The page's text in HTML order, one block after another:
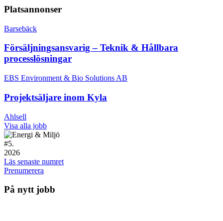
Platsannonser
Barsebäck
Försäljningsansvarig – Teknik & Hållbara
processlösningar
EBS Environment & Bio Solutions AB
Projektsäljare inom Kyla
Ahlsell
Visa alla jobb
#5.
2026
Läs senaste numret
Prenumerera
På nytt jobb